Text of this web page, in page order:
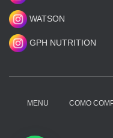
WATSON
GPH NUTRITION
MENU COMO